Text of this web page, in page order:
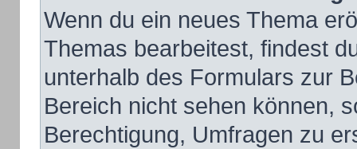
Wenn du ein neues Thema
Themas bearbeitest, findest
unterhalb des Formulars zur
Bereich nicht sehen können,
Berechtigung, Umfragen zu